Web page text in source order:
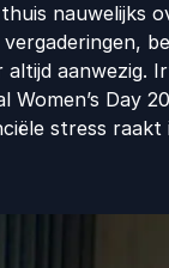
nauwelijks
aanwezig.
Women’s Day
stress